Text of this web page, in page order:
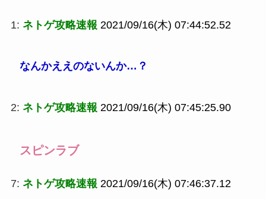
1: ネトゲ攻略速報 2021/09/16(木) 07:44:52.52
なんかええのないんか…？
2: ネトゲ攻略速報 2021/09/16(木) 07:45:25.90
スピンラブ
7: ネトゲ攻略速報 2021/09/16(木) 07:46:37.12